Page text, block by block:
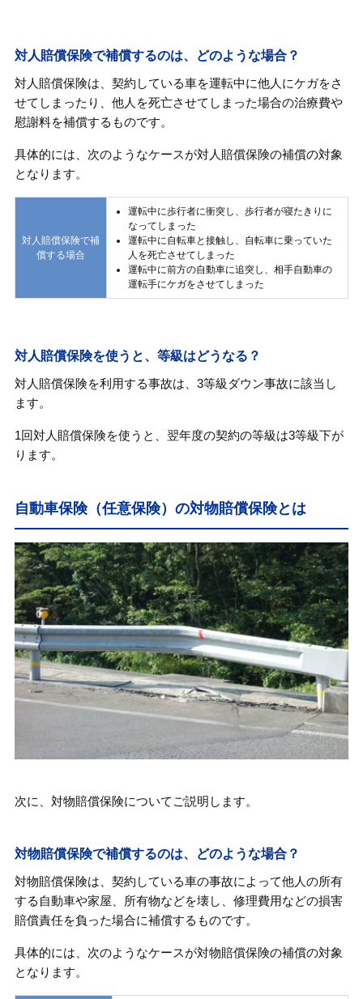
対人賠償保険で補償するのは、どのような場合？
対人賠償保険は、契約している車を運転中に他人にケガをさ
せてしまったり、他人を死亡させてしまった場合の治療費や
慰謝料を補償するものです。
具体的には、次のようなケースが対人賠償保険の補償の対象
となります。
対人賠償保険で補
償する場合
運転中に歩行者に衝突し、歩行者が寝たきりに
なってしまった
運転中に自転車と接触し、自転車に乗っていた
人を死亡させてしまった
運転中に前方の自動車に追突し、相手自動車の
運転手にケガをさせてしまった
対人賠償保険を使うと、等級はどうなる？
対人賠償保険を利用する事故は、3等級ダウン事故に該当し
ます。
1回対人賠償保険を使うと、翌年度の契約の等級は3等級下が
ります。
自動車保険（任意保険）の対物賠償保険とは
次に、対物賠償保険についてご説明します。
対物賠償保険で補償するのは、どのような場合？
対物賠償保険は、契約している車の事故によって他人の所有
する自動車や家屋、所有物などを壊し、修理費用などの損害
賠償責任を負った場合に補償するものです。
具体的には、次のようなケースが対物賠償保険の補償の対象
となります。